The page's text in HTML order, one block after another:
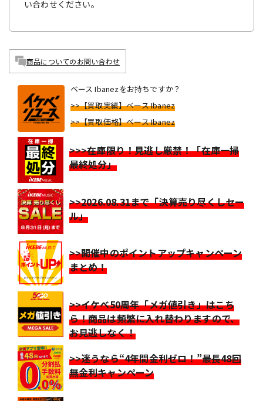
い合わせください。
商品についてのお問い合わせ
ベース Ibanezをお持ちですか？
>>【買取実績】ベース Ibanez
>>【買取価格】ベース Ibanez
>>>在庫限り！見逃し厳禁！「在庫一掃
最終処分」
>>2026.08.31まで「決算売り尽くしセー
ル」
>>開催中のポイントアップキャンペーン
まとめ！
>>イケベ50周年「メガ値引き」はこち
ら！商品は頻繁に入れ替わりますので、
お見逃しなく！
>>迷うなら“4年間金利ゼロ！”最長48回
無金利キャンペーン